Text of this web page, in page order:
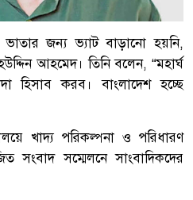
ভাতার জন্য ভ্যাট বাড়ানো হয়নি,
আহমেদ। তিনি বলেন, “মহার্ঘ
হিসাব করব। বাংলাদেশ হচ্ছে
খাদ্য পরিকল্পনা ও পরিধারণ
সংবাদ সম্মেলনে সাংবাদিকদের